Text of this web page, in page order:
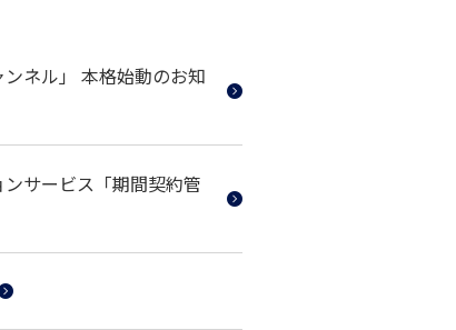
ネル」 本格始動のお知
サービス「期間契約管